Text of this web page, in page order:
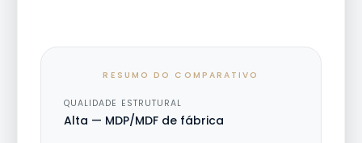
RESUMO DO COMPARATIVO
QUALIDADE ESTRUTURAL
Alta — MDP/MDF de fábrica